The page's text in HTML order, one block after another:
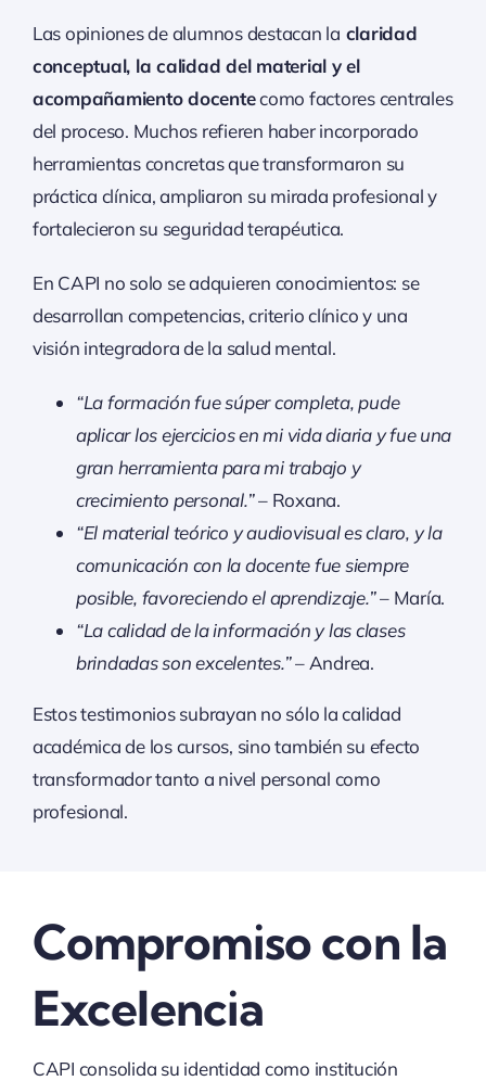
Las opiniones de alumnos destacan la claridad
conceptual, la calidad del material y el
acompañamiento docentecomo factores centrales
del proceso. Muchos refieren haber incorporado
herramientas concretas que transformaron su
práctica clínica, ampliaron su mirada profesional y
fortalecieron su seguridad terapéutica.
En CAPI no solo se adquieren conocimientos: se
desarrollan competencias, criterio clínico y una
visión integradora de la salud mental.
“La formación fue súper completa, pude
aplicar los ejercicios en mi vida diaria y fue una
gran herramienta para mi trabajo y
crecimiento personal.”– Roxana.
“El material teórico y audiovisual es claro, y la
comunicación con la docente fue siempre
posible, favoreciendo el aprendizaje.”– María.
“La calidad de la información y las clases
brindadas son excelentes.”– Andrea.
Estos testimonios subrayan no sólo la calidad
académica de los cursos, sino también su efecto
transformador tanto a nivel personal como
profesional.
Compromiso con la
Excelencia
CAPI consolida su identidad como institución